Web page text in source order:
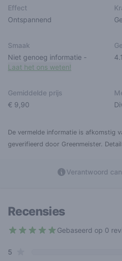
Effect
Ontspannend
Smaak
Niet genoeg informatie -
Laat het ons weten!
4.1
Gemiddelde prijs
€ 9,90
De vermelde informatie is afkomstig
geverifieerd door Greenmeister.
Verantwoord
Recensies
Gebaseerd op 0
Review data
5